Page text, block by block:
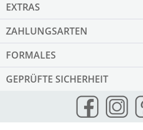
EXTRAS
ZAHLUNGSARTEN
FORMALES
GEPRÜFTE SICHERHEIT